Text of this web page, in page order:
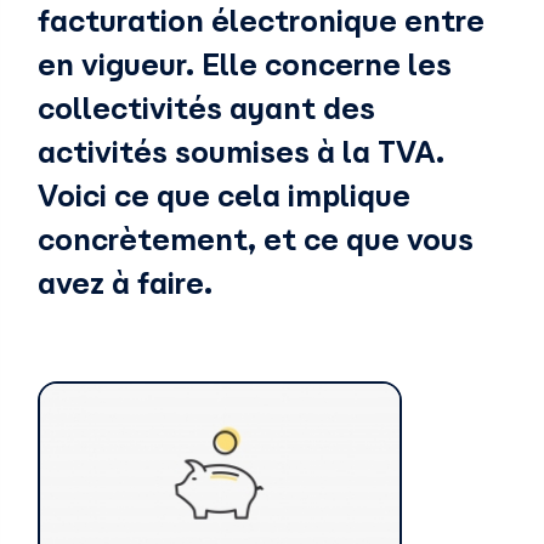
facturation électronique entre
en vigueur. Elle concerne les
collectivités ayant des
activités soumises à la TVA.
Voici ce que cela implique
concrètement, et ce que vous
avez à faire.